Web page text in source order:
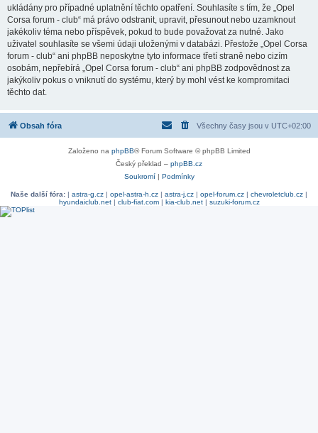
ukládány pro případné uplatnění těchto opatření. Souhlasíte s tím, že „Opel
Corsa forum - club“ má právo odstranit, upravit, přesunout nebo uzamknout
jakékoliv téma nebo příspěvek, pokud to bude považovat za nutné. Jako
uživatel souhlasíte se všemi údaji uloženými v databázi. Přestože „Opel Corsa
forum - club“ ani phpBB neposkytne tyto informace třetí straně nebo cizím
osobám, nepřebírá „Opel Corsa forum - club“ ani phpBB zodpovědnost za
jakýkoliv pokus o vniknutí do systému, který by mohl vést ke kompromitaci
těchto dat.
Obsah fóra Všechny časy jsou v UTC+02:00
Založeno na phpBB® Forum Software © phpBB Limited
Český překlad – phpBB.cz
Soukromí| Podmínky
Naše další fóra: | astra-g.cz | opel-astra-h.cz | astra-j.cz | opel-forum.cz | chevroletclub.cz |
hyundaiclub.net| club-fiat.com| kia-club.net| suzuki-forum.cz